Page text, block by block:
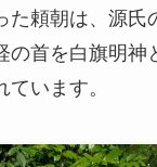
た頼朝は、源氏
の首を白旗明神
います。